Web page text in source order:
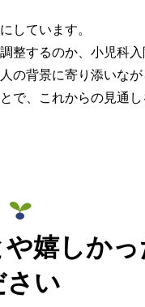
しています。
整するのか、小児科
の背景に寄り添いな
で、これからの見通
嬉しかっ
さい